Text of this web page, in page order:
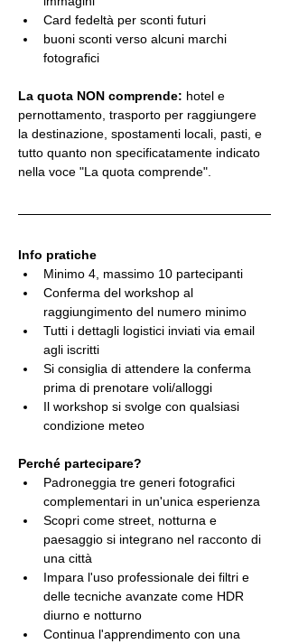
Card fedeltà per sconti futuri
buoni sconti verso alcuni marchi
fotografici
La quota NON comprende: hotel e
pernottamento, trasporto per raggiungere
la destinazione, spostamenti locali, pasti, e
tutto quanto non specificatamente indicato
nella voce "La quota comprende".
Info pratiche
Minimo 4, massimo 10 partecipanti
Conferma del workshop al
raggiungimento del numero minimo
Tutti i dettagli logistici inviati via email
agli iscritti
Si consiglia di attendere la conferma
prima di prenotare voli/alloggi
Il workshop si svolge con qualsiasi
condizione meteo
Perché partecipare?
Padroneggia tre generi fotografici
complementari in un'unica esperienza
Scopri come street, notturna e
paesaggio si integrano nel racconto di
una città
Impara l'uso professionale dei filtri e
delle tecniche avanzate come HDR
diurno e notturno
Continua l'apprendimento con una